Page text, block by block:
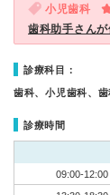
小児歯科
歯科助手さんが
診療科目：
歯科、小児歯科、
診療時間
09:00-12:00